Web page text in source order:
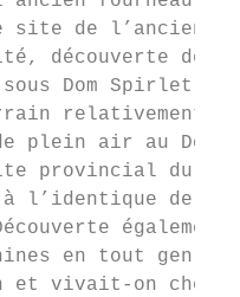
site de l’ancien
découverte de
Dom Spirlet,
relativement
plein air au
provincial du
l’identique de
en tout
et vivait-on chez